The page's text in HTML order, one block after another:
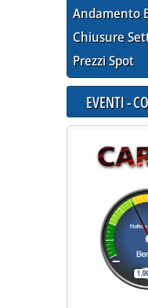
Andamento
Chiusure
Prezzi Spot
EVENTI -